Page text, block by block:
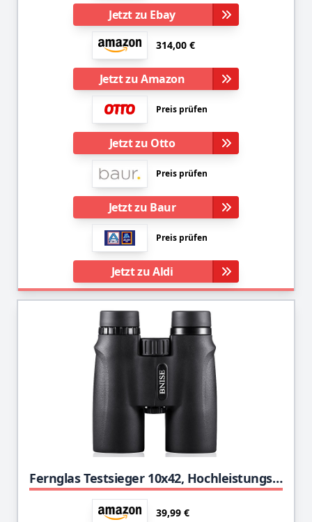
Jetzt zu Ebay
314,00 €
Jetzt zu Amazon
Preis prüfen
Jetzt zu Otto
Preis prüfen
Jetzt zu Baur
Preis prüfen
Jetzt zu Aldi
Fernglas Testsieger 10x42, Hochleistungs Vergrößerung Ferngläser, helle und klare Sichtbereich, für Reisen, Vogelbeobachtung, Astronomie, Sport und Tierwelt
39,99 €